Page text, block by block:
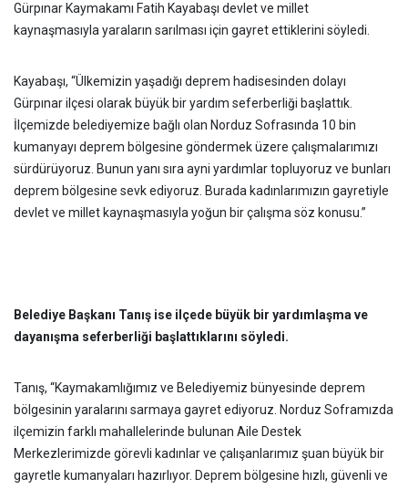
Gürpınar Kaymakamı Fatih Kayabaşı devlet ve millet
kaynaşmasıyla yaraların sarılması için gayret ettiklerini söyledi.
Kayabaşı, “Ülkemizin yaşadığı deprem hadisesinden dolayı
Gürpınar ilçesi olarak büyük bir yardım seferberliği başlattık.
İlçemizde belediyemize bağlı olan Norduz Sofrasında 10 bin
kumanyayı deprem bölgesine göndermek üzere çalışmalarımızı
sürdürüyoruz. Bunun yanı sıra ayni yardımlar topluyoruz ve bunları
deprem bölgesine sevk ediyoruz. Burada kadınlarımızın gayretiyle
devlet ve millet kaynaşmasıyla yoğun bir çalışma söz konusu.”
Belediye Başkanı Tanış ise ilçede büyük bir yardımlaşma ve
dayanışma seferberliği başlattıklarını söyledi.
Tanış, “Kaymakamlığımız ve Belediyemiz bünyesinde deprem
bölgesinin yaralarını sarmaya gayret ediyoruz. Norduz Soframızda
ilçemizin farklı mahallelerinde bulunan Aile Destek
Merkezlerimizde görevli kadınlar ve çalışanlarımız şuan büyük bir
gayretle kumanyaları hazırlıyor. Deprem bölgesine hızlı, güvenli ve